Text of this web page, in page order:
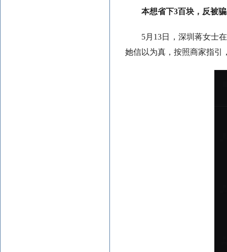
本想省下3百块，反被
5月13日，深圳蒋女士
她信以为真，按照商家指引